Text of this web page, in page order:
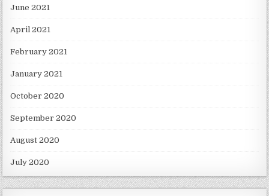
June 2021
April 2021
February 2021
January 2021
October 2020
September 2020
August 2020
July 2020